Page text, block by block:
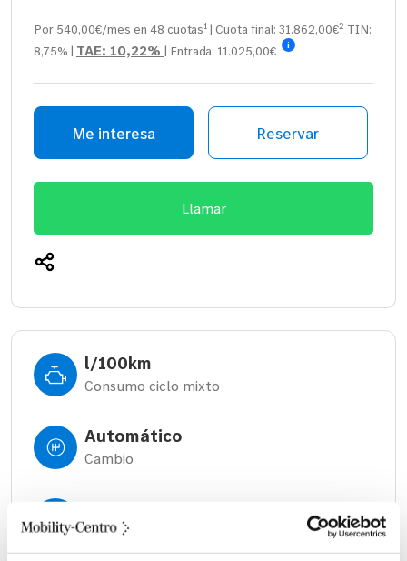
Por 540,00€/mes en 48 cuotas1 | Cuota final:31.862,00€2 TIN:
8,75% | TAE: 10,22% | Entrada: 11.025,00€ i
Me interesa Reservar
Llamar
l/100km
Consumo ciclo mixto
Automático
Cambio
Volumen espacio de carga